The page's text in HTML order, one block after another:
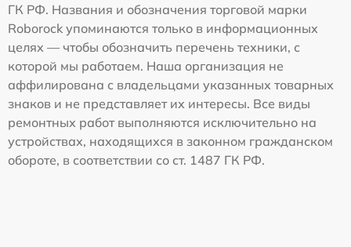
ГК РФ. Названия и обозначения торговой марки
Roborock упоминаются только в информационных
целях — чтобы обозначить перечень техники, с
которой мы работаем. Наша организация не
аффилирована с владельцами указанных товарных
знаков и не представляет их интересы. Все виды
ремонтных работ выполняются исключительно на
устройствах, находящихся в законном гражданском
обороте, в соответствии со ст. 1487 ГК РФ.